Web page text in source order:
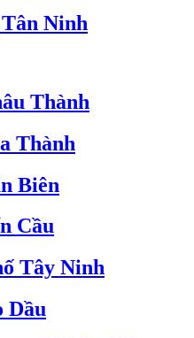
Ninh
Thành
Thành
Biên
Cầu
Tây Ninh
Dầu